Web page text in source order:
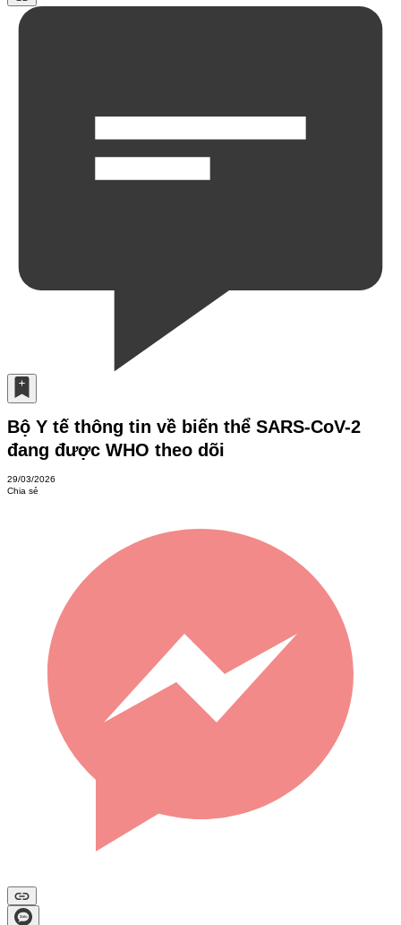
Bộ Y tế thông tin về biến thể SARS-CoV-2
đang được WHO theo dõi
29/03/2026
Chia sẻ